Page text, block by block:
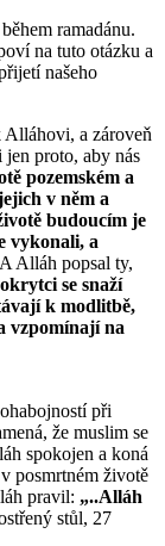
ramadánu.
na tuto otázku a
našeho
a zároveň
jen proto, aby nás
pozemském a
v něm a
budoucím je
vykonali, a
Alláh popsal ty,
se snaží
k modlitbě,
vzpomínají na
při
že muslim se
spokojen a koná
posmrtném životě
pravil: „..Alláh
stůl, 27